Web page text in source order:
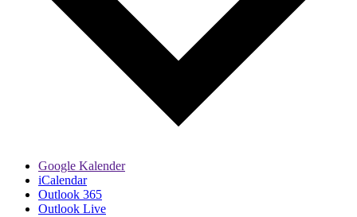
Google Kalender
iCalendar
Outlook 365
Outlook Live